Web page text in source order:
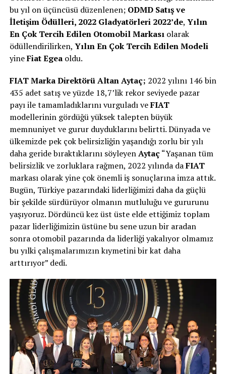
bu yıl on üçüncüsü düzenlenen; ODMD Satış ve
İletişim Ödülleri, 2022 Gladyatörleri 2022’de, Yılın
En Çok Tercih Edilen Otomobil Markasıolarak
ödüllendirilirken, Yılın En Çok Tercih Edilen Modeli
yineFiat Egeaoldu.
FIATMarka Direktörü Altan Aytaç; 2022 yılını 146 bin
435 adet satış ve yüzde 18,7’lik rekor seviyede pazar
payı ile tamamladıklarını vurguladı veFIAT
modellerinin gördüğü yüksek talepten büyük
memnuniyet ve gurur duyduklarını belirtti. Dünyada ve
ülkemizde pek çok belirsizliğin yaşandığı zorlu bir yılı
daha geride bıraktıklarını söyleyenAytaç “Yaşanan tüm
belirsizlik ve zorluklara rağmen, 2022 yılında daFIAT
markası olarak yine çok önemli iş sonuçlarına imza attık.
Bugün, Türkiye pazarındaki liderliğimizi daha da güçlü
bir şekilde sürdürüyor olmanın mutluluğu ve gururunu
yaşıyoruz. Dördüncü kez üst üste elde ettiğimiz toplam
pazar liderliğimizin üstüne bu sene uzun bir aradan
sonra otomobil pazarında da liderliği yakalıyor olmamız
bu yılki çalışmalarımızın kıymetini bir kat daha
arttırıyor” dedi.